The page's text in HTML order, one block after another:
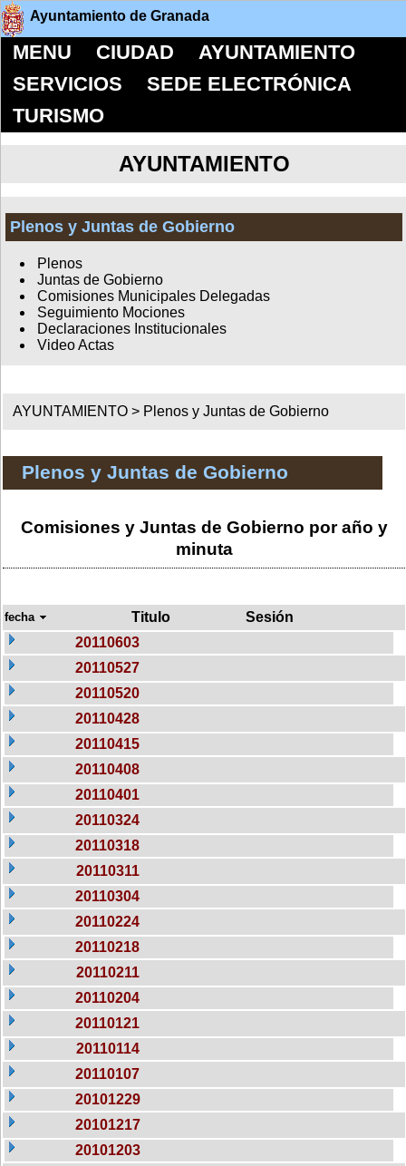
Ayuntamiento de Granada
MENU CIUDAD
AYUNTAMIENTO
SERVICIOS
SEDE ELECTRÓNICA
TURISMO
AYUNTAMIENTO
Plenos y Juntas de Gobierno
Plenos
Juntas de Gobierno
Comisiones Municipales Delegadas
Seguimiento Mociones
Declaraciones Institucionales
Video Actas
AYUNTAMIENTO > Plenos y Juntas de Gobierno
Plenos y Juntas de Gobierno
Comisiones y Juntas de Gobierno por año y
minuta
fecha Titulo
Sesión
20110603
20110527
20110520
20110428
20110415
20110408
20110401
20110324
20110318
20110311
20110304
20110224
20110218
20110211
20110204
20110121
20110114
20110107
20101229
20101217
20101203